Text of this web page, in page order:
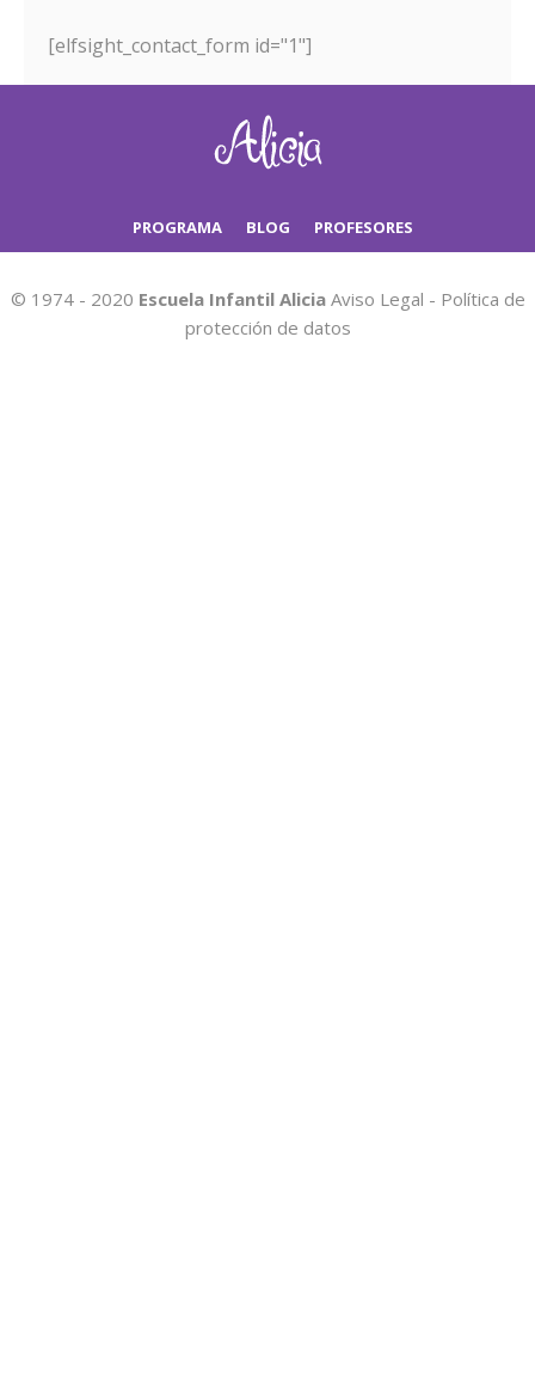
[elfsight_contact_form id="1"]
PROGRAMA BLOG PROFESORES
© 1974 - 2020 Escuela Infantil Alicia Aviso Legal - Política de
protección de datos